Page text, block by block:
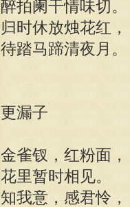
醉拍阑干情味切。
归时休放烛花红，
待踏马蹄清夜月。
更漏子
金雀钗，红粉面，
花里暂时相见。
知我意，感君怜，